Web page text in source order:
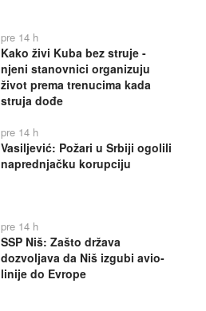
pre 14 h
Kako živi Kuba bez struje -
njeni stanovnici organizuju
život prema trenucima kada
struja dođe
pre 14 h
Vasiljević: Požari u Srbiji ogolili
naprednjačku korupciju
pre 14 h
SSP Niš: Zašto država
dozvoljava da Niš izgubi avio-
linije do Evrope